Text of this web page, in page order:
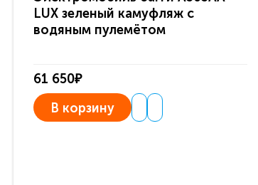
LUX зеленый камуфляж с
водяным пулемётом
61 650₽
В корзину